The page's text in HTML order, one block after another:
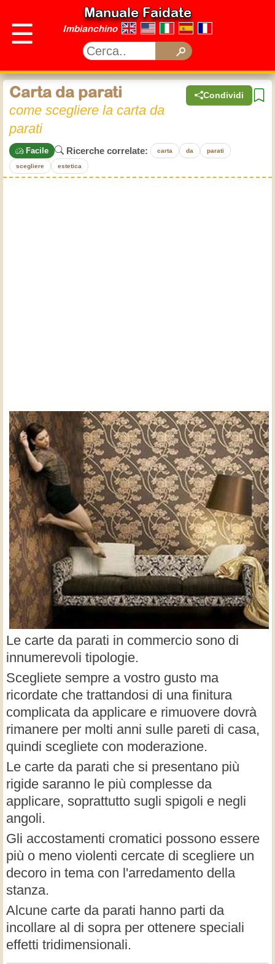
☰
Manuale Faidate
Imbianchino
Condividi
Carta da parati
come scegliere la carta da
parati
Facile Ricerche correlate: carta da parati
scegliere estetica
Le carte da parati in commercio sono di
innumerevoli tipologie.
Scegliete sempre a vostro gusto ma
ricordate che trattandosi di una finitura
complicata da applicare e rimuovere dovrà
rimanere per molti anni sulle pareti di casa,
quindi scegliete con moderazione.
Le carte da parati che si presentano più
rigide saranno le più complesse da
applicare, soprattutto sugli spigoli e negli
angoli.
Gli accostamenti cromatici possono essere
più o meno violenti cercate di scegliere un
decoro in tema con l'arredamento della
stanza.
Alcune carte da parati hanno parti da
incollare al di sopra per ottenere speciali
effetti tridimensionali.